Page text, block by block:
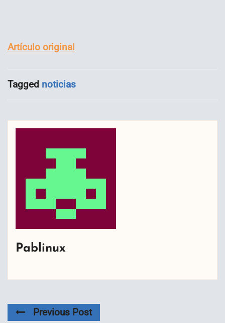
Artículo original
Tagged noticias
Pablinux
Previous Post